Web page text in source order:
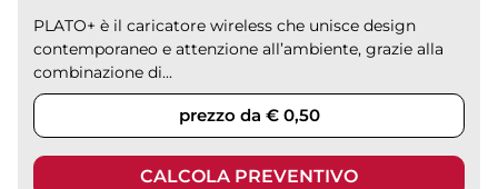
PLATO+ è il caricatore wireless che unisce design
contemporaneo e attenzione all’ambiente, grazie alla
combinazione di...
prezzo da € 0,50
CALCOLA PREVENTIVO